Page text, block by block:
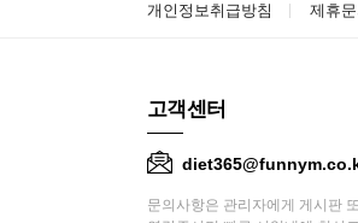
개인정보취급방침 제휴문
고객센터
문의사항은 관리자에게 게시판